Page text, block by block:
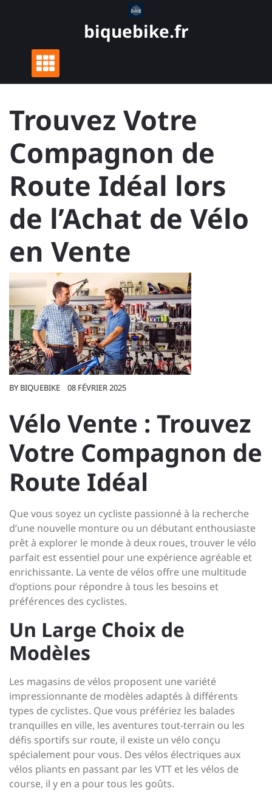
biquebike.fr
Trouvez Votre
Compagnon de
Route Idéal lors
de l’Achat de Vélo
en Vente
BY BIQUEBIKE 08 FÉVRIER 2025
Vélo Vente : Trouvez
Votre Compagnon de
Route Idéal
Que vous soyez un cycliste passionné à la recherche
d’une nouvelle monture ou un débutant enthousiaste
prêt à explorer le monde à deux roues, trouver le vélo
parfait est essentiel pour une expérience agréable et
enrichissante. La vente de vélos offre une multitude
d’options pour répondre à tous les besoins et
préférences des cyclistes.
Un Large Choix de
Modèles
Les magasins de vélos proposent une variété
impressionnante de modèles adaptés à différents
types de cyclistes. Que vous préfériez les balades
tranquilles en ville, les aventures tout-terrain ou les
défis sportifs sur route, il existe un vélo conçu
spécialement pour vous. Des vélos électriques aux
vélos pliants en passant par les VTT et les vélos de
course, il y en a pour tous les goûts.